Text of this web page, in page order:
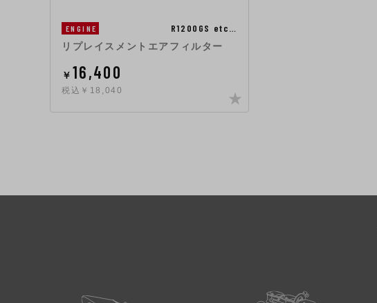
ENGINE R1200GS etc…
リプレイスメントエアフィルター
￥ 16,400
税込￥18,040